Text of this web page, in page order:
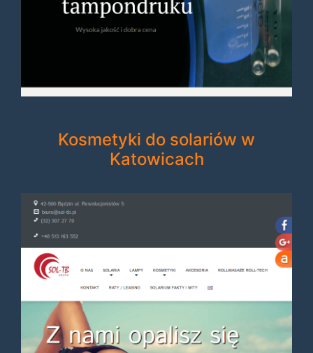
Kosmetyki do solariów w
Katowicach